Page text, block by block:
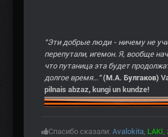
"Эти добрые люди - ничему не
перепутали, игемон. Я, вообще
что путаница эта будет
долгое время..." (М.А. Булгаков)
pilnais abzaz, kungi un kundze!
Спасибо сказали: Avalokita, LAKI,